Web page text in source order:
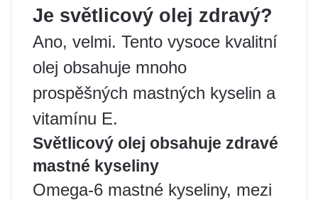
Je světlicový olej zdravý?
Ano, velmi. Tento vysoce kvalitní
olej obsahuje mnoho
prospěšných mastných kyselin a
vitamínu E.
Světlicový olej obsahuje zdravé
mastné kyseliny
Omega-6 mastné kyseliny, mezi